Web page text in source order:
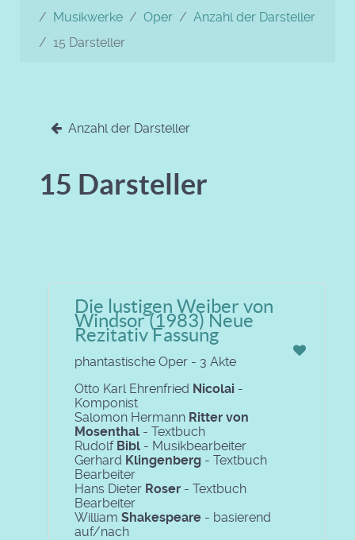
Musikwerke
Oper
Anzahl der Darsteller
15 Darsteller
Anzahl der Darsteller
15 Darsteller
Die lustigen Weiber von
Windsor (1983) Neue
Rezitativ Fassung
phantastische Oper - 3 Akte
Otto Karl Ehrenfried Nicolai -
Komponist
Salomon Hermann Ritter von
Mosenthal - Textbuch
Rudolf Bibl - Musikbearbeiter
Gerhard Klingenberg - Textbuch
Bearbeiter
Hans Dieter Roser - Textbuch
Bearbeiter
William Shakespeare - basierend
auf/nach